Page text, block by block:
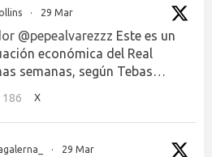
· 29 Mar
@pepealvarezzz Este es un
económica del Real
semanas, según Tebas…
186 X
· 29 Mar